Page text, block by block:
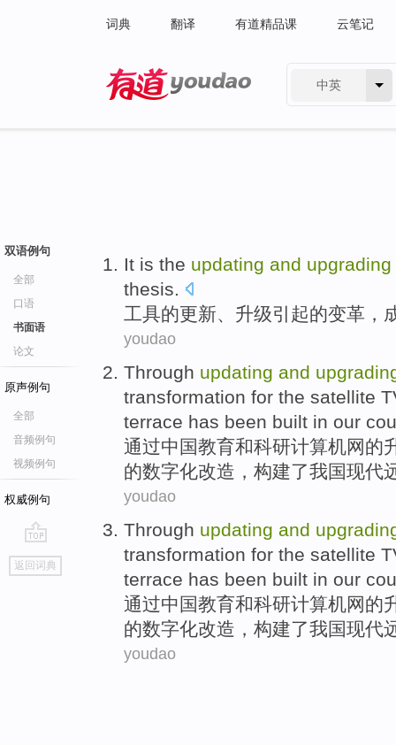
词典 翻译 有道精品课 云笔记
中英
双语例句
全部
口语
书面语
论文
原声例句
全部
音频例句
视频例句
权威例句
go
top
返回词典
It is the updating and upgrading
thesis.
工具的更新、 升级引起的变革，
youdao
Through updating and
transformation for the satellite
terrace has been built in our
通过中国教育和科研计算机网的
的数字化改造 ，构建了我国现代
youdao
Through updating and
transformation for the satellite
terrace has been built in our
通过中国教育和科研计算机网的
的数字化改造 ，构建了我国现代
youdao